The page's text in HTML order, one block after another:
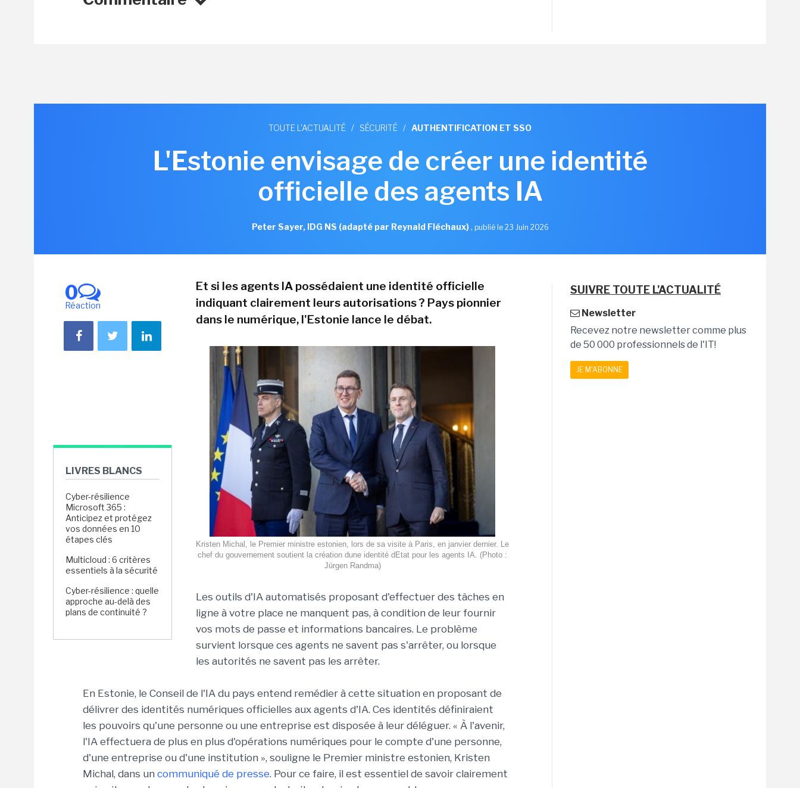
TOUTE L'ACTUALITÉ / SÉCURITÉ / AUTHENTIFICATION ET SSO
L'Estonie envisage de créer une identité
officielle des agents IA
Peter Sayer, IDG NS (adapté par Reynald Fléchaux), publié le 23 Juin 2026
0
Réaction
LIVRES BLANCS
Cyber-résilience
Microsoft 365 :
Anticipez et protégez
vos données en 10
étapes clés
Multicloud : 6 critères
essentiels à la sécurité
Cyber-résilience : quelle
approche au-delà des
plans de continuité ?
Et si les agents IA possédaient une identité officielle
indiquant clairement leurs autorisations ? Pays pionnier
dans le numérique, l'Estonie lance le débat.
Kristen Michal, le Premier ministre estonien, lors de sa visite à Paris, en janvier dernier. Le
chef du gouvernement soutient la création dune identité dEtat pour les agents IA. (Photo :
Jürgen Randma)
Les outils d'IA automatisés proposant d'effectuer des tâches en
ligne à votre place ne manquent pas, à condition de leur fournir
vos mots de passe et informations bancaires. Le problème
survient lorsque ces agents ne savent pas s'arrêter, ou lorsque
les autorités ne savent pas les arrêter.
En Estonie, le Conseil de l'IA du pays entend remédier à cette situation en proposant de
délivrer des identités numériques officielles aux agents d'IA. Ces identités définiraient
les pouvoirs qu'une personne ou une entreprise est disposée à leur déléguer. « À l'avenir,
l'IA effectuera de plus en plus d'opérations numériques pour le compte d'une personne,
d'une entreprise ou d'une institution », souligne le Premier ministre estonien, Kristen
Michal, dans un communiqué de presse. Pour ce faire, il est essentiel de savoir clairement
SUIVRE TOUTE L'ACTUALITÉ
Newsletter
Recevez notre newsletter comme plus
de 50 000 professionnels de l'IT!
JE M'ABONNE